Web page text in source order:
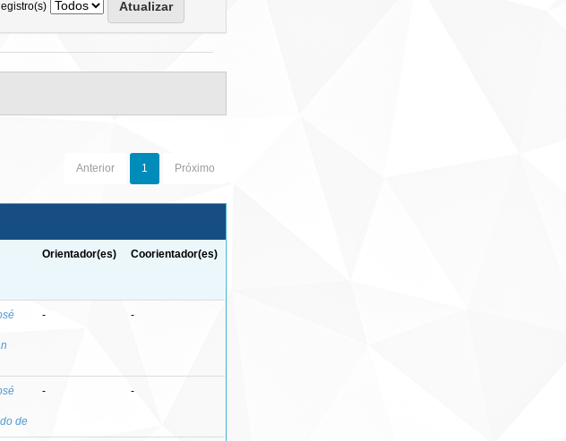
Anterior 1 Próximo
Orientador(es) Coorientador(es)
- -
de
- -